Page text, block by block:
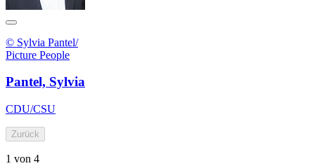
© Sylvia Pantel/
Picture People
Pantel, Sylvia
CDU/CSU
Zurück
1 von 4